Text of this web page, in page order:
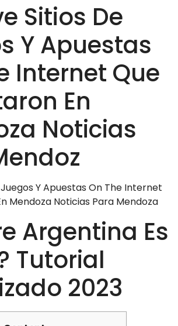
Sitios De
Y Apuestas
Internet Que
En
Noticias
Juegos Y Apuestas On The Internet
Mendoza Noticias Para Mendoza
Argentina Es
Tutorial
2023